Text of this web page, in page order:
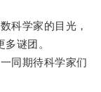
学家的目光，
谜团。
同期待科学家们